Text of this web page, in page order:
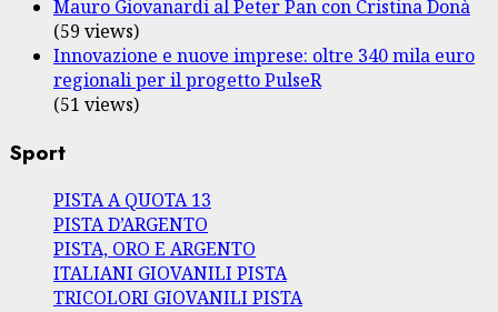
Mauro Giovanardi al Peter Pan con Cristina Donà
(59 views)
Innovazione e nuove imprese: oltre 340 mila euro
regionali per il progetto PulseR
(51 views)
Sport
PISTA A QUOTA 13
PISTA D’ARGENTO
PISTA, ORO E ARGENTO
ITALIANI GIOVANILI PISTA
TRICOLORI GIOVANILI PISTA